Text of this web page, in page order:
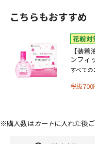
こちらもおすすめ
【装
ンフィ
すべて
税抜700
※購入数はカートに入れた後